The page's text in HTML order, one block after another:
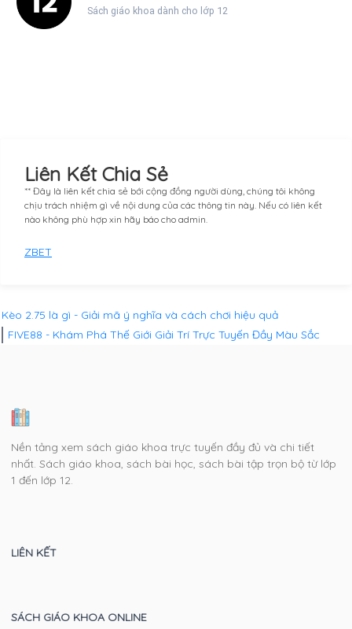
Sách giáo khoa dành cho lớp 12
Liên Kết Chia Sẻ
** Đây là liên kết chia sẻ bới cộng đồng người dùng, chúng tôi không
chịu trách nhiệm gì về nội dung của các thông tin này. Nếu có liên kết
nào không phù hợp xin hãy báo cho admin.
ZBET
Kèo 2.75 là gì - Giải mã ý nghĩa và cách chơi hiệu quả
FIVE88 - Khám Phá Thế Giới Giải Trí Trực Tuyến Đầy Màu Sắc
Nền tảng xem sách giáo khoa trực tuyến đầy đủ và chi tiết
nhất. Sách giáo khoa, sách bài học, sách bài tập trọn bộ từ lớp
1 đến lớp 12.
LIÊN KẾT
SÁCH GIÁO KHOA ONLINE